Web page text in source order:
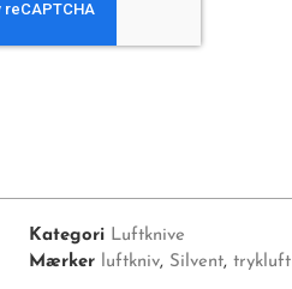
Kategori Luftknive
Mærker luftkniv, Silvent,trykluft